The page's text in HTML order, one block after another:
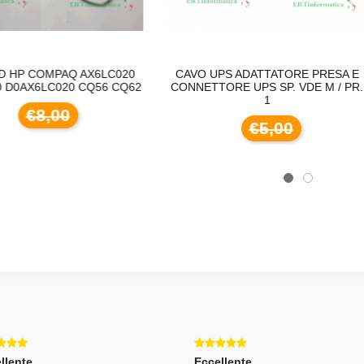
CAVO UPS ADATTATORE PRESA E
CONNETTORE UPS SP. VDE M / PR.
CUSTODIA MORBIDA
IPHONE 14
Eccellente